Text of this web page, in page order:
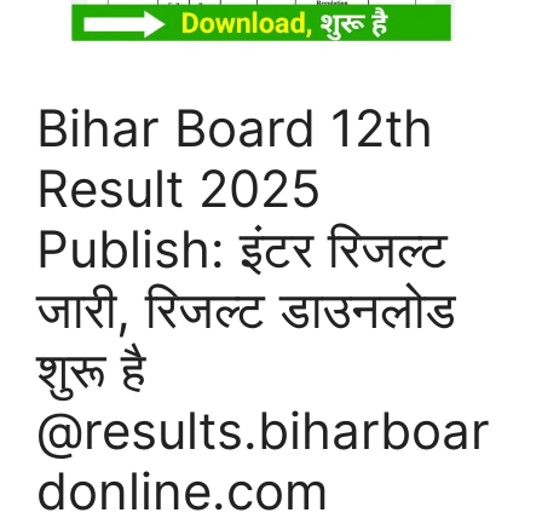
Bihar Board 12th
Result 2025
Publish: इंटर रिजल्ट
जारी, रिजल्ट डाउनलोड
शुरू है
@results.biharboar
donline.com